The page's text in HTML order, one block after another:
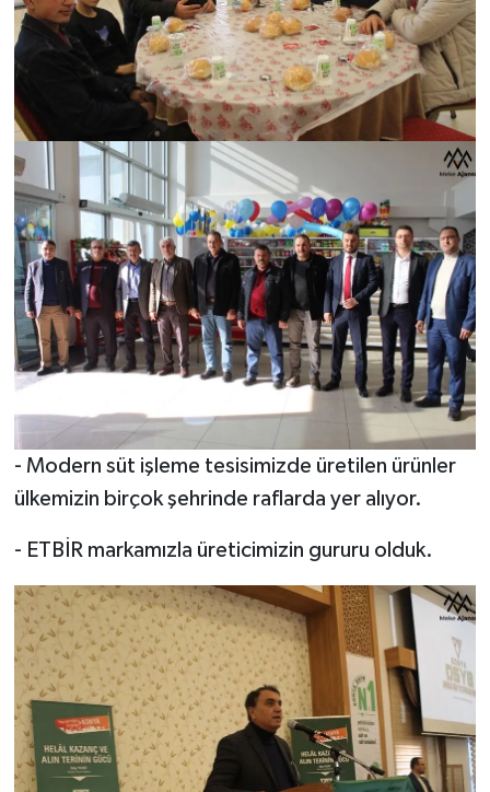
- Modern süt işleme tesisimizde üretilen ürünler
ülkemizin birçok şehrinde raflarda yer alıyor.
- ETBİR markamızla üreticimizin gururu olduk.